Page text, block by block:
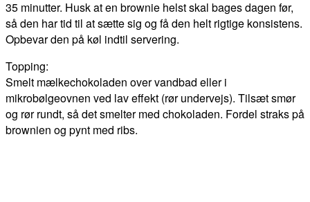
35 minutter. Husk at en brownie helst skal bages dagen før,
så den har tid til at sætte sig og få den helt rigtige konsistens.
Opbevar den på køl indtil servering.
Topping:
Smelt mælkechokoladen over vandbad eller i
mikrobølgeovnen ved lav effekt (rør undervejs). Tilsæt smør
og rør rundt, så det smelter med chokoladen. Fordel straks på
brownien og pynt med ribs.